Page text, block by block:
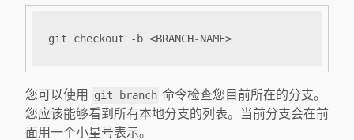
您可以使用 git branch 命令检查您目前所在的分支。
您应该能够看到所有本地分支的列表。当前分支会在前
面用一个小星号表示。